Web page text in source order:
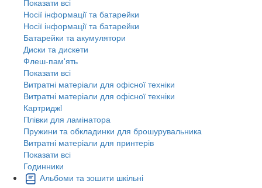
Носії інформації та батарейки
Носії інформації та батарейки
Батарейки та акумулятори
Диски та дискети
Флеш-пам'ять
Показати всі
Витратні матеріали для офісної техніки
Витратні матеріали для офісної техніки
Картриджi
Плівки для ламінатора
Пружини та обкладинки для брошурувальника
Витратні матеріали для принтерів
Показати всі
Годинники
Альбоми та зошити шкільні